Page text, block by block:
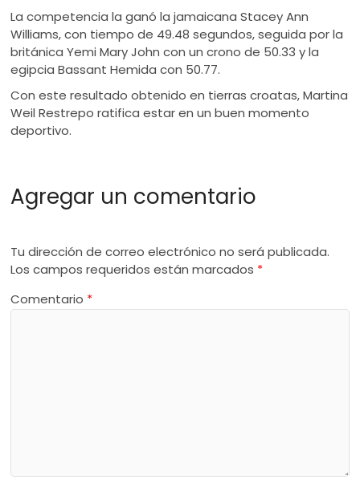
La competencia la ganó la jamaicana Stacey Ann
Williams, con tiempo de 49.48 segundos, seguida por la
británica Yemi Mary John con un crono de 50.33 y la
egipcia Bassant Hemida con 50.77.
Con este resultado obtenido en tierras croatas, Martina
Weil Restrepo ratifica estar en un buen momento
deportivo.
Agregar un comentario
Tu dirección de correo electrónico no será publicada.
Los campos requeridos están marcados *
Comentario *